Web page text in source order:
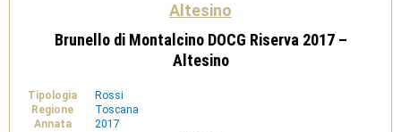
Altesino
Brunello di Montalcino DOCG Riserva 2017 –
Altesino
Tipologia
Rossi
Regione
Toscana
Annata
2017